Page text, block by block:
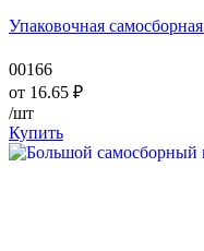
Упаковочная
00166
от 16.65 ₽
/шт
Купить